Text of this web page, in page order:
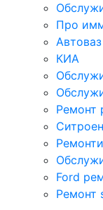
Про
Автоваз
КИА
Ремонт
Ситроен
Ford
Ремонт